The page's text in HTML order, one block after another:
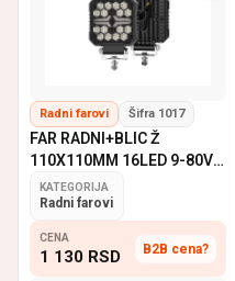
Radni farovi Šifra 1017
FAR RADNI+BLIC Ž
110X110MM 16LED 9-80V
EMARK
KATEGORIJA
Radni farovi
CENA
1 130 RSD B2B cena?